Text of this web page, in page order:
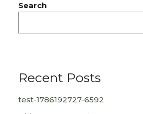
Search
Recent Posts
test-1786192727-6592